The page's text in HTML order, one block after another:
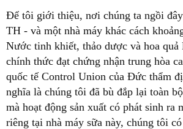
Để tôi giới thiệu, nơi chúng ta ngồi
TH - và một nhà máy khác cách
Nước tinh khiết, thảo dược và hoa quả
chính thức đạt chứng nhận trung hòa
quốc tế Control Union của Đức thẩm
nghĩa là chúng tôi đã bù đắp lại toàn
mà hoạt động sản xuất có phát sinh ra
riêng tại nhà máy sữa này, chúng tôi